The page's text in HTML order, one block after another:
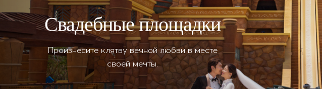
Свадебные площадки
Произнесите клятву вечной любви в месте
своей мечты.